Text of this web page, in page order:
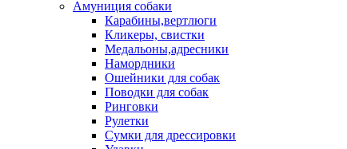
Амуниция собаки
Карабины,вертлюги
Кликеры, свистки
Медальоны,адресники
Намордники
Ошейники для собак
Поводки для собак
Ринговки
Рулетки
Сумки для дрессировки